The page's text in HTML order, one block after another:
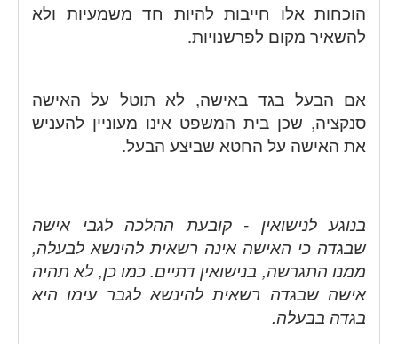
הוכחות אלו חייבות להיות חד משמעיות ולא
להשאיר מקום לפרשנויות.
אם הבעל בגד באישה, לא תוטל על האישה
סנקציה, שכן בית המשפט אינו מעוניין להעניש
את האישה על החטא שביצע הבעל.
בנוגע לנישואין - קובעת ההלכה לגבי אישה
שבגדה כי האישה אינה רשאית להינשא לבעלה,
ממנו התגרשה, בנישואין דתיים. כמו כן, לא תהיה
אישה שבגדה רשאית להינשא לגבר עימו היא
בגדה בבעלה.